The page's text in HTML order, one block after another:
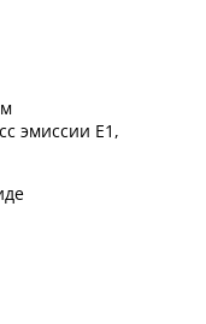
эмиссии Е1,